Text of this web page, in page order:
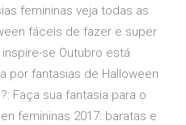
femininas veja todas as
fáceis de fazer e super
se Outubro está
por fantasias de Halloween
Faça sua fantasia para o
femininas 2017: baratas e